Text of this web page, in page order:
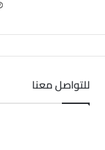
للتواصل معنا